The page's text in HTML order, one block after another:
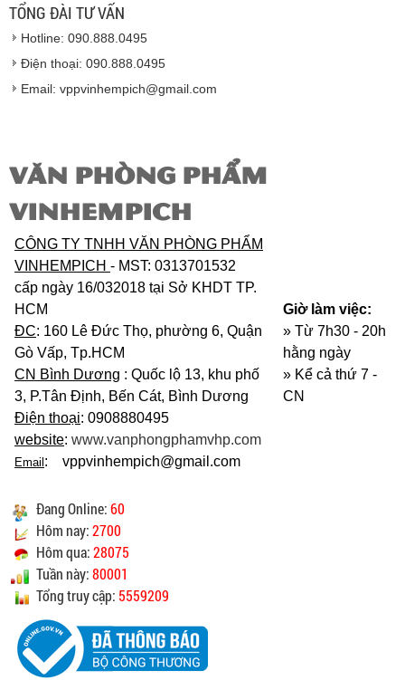
Vinhempich
độ bảo hành sản phẩm đối với nhà sản xuất hoặc
nhà nhập khẩu nếu sản phẩm bị lỗi hoặc hỏng hóc
TỔNG ĐÀI TƯ VẤN
Hotline: 090.888.0495
Điện thoại: 090.888.0495
Email: vppvinhempich@gmail.com
VĂN PHÒNG PHẨM
VINHEMPICH
CÔNG TY TNHH VĂN PHÒNG PHẨM
VINHEMPICH - MST: 0313701532
cấp ngày 16/032018 tại Sở KHDT TP.
HCM
ĐC: 160 Lê Đức Thọ, phường 6, Quận
Gò Vấp, Tp.HCM
CN Bình Dương : Quốc lộ 13, khu phố
3, P.Tân Định, Bến Cát, Bình Dương
Điện thoại: 0908880495
website: www.vanphongphamvhp.com
Email: vppvinhempich@gmail.com
Giờ làm việc:
» Từ 7h30 - 20h
hằng ngày
» Kể cả thứ 7 -
CN
Đang Online:60
Hôm nay:2700
Hôm qua:28075
Tuần này:80001
Tổng truy cập: 5559209